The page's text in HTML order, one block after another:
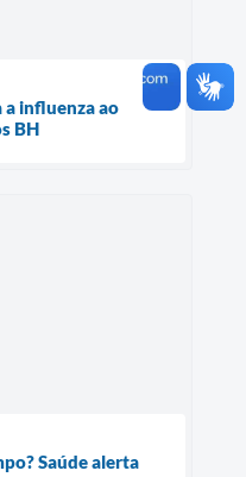
a influenza ao
BH
Saúde alerta